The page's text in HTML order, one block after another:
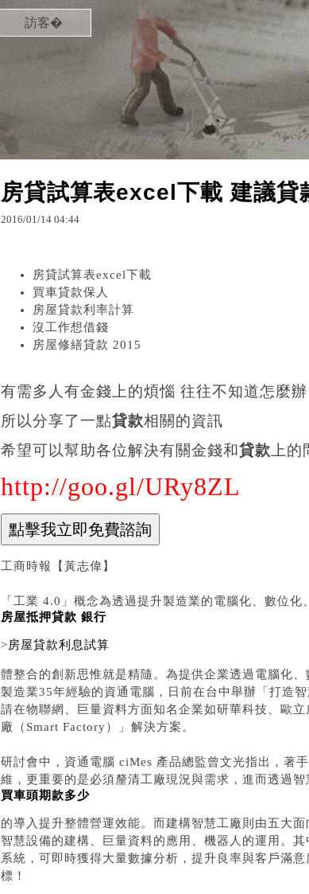
訪客�
房貸試算表excel下載 建議貸
2016/01/14 04:44
房貸試算表excel下載
買車貸款保人
房屋貸款利率計算
沒工作想借錢
房屋修繕貸款 2015
有需多人有金錢上的煩惱 往往不知道怎麼辦
所以分享了一點貸款相關的資訊
希望可以幫助各位解決有關金錢和貸款 上的
http://goo.gl/URy8ZL
工商時報【黃志偉】
「工業 4.0」概念為透過提升製造業的電腦化、數位
房屋抵押貸款 銀行
>房屋貸款利息試算
體整合的創新思惟就是精隨。為提供企業透過電腦化
製造業35年經驗的資通電腦，日前在台中舉辦「打造
請在物聯網、巨量資料方面知名企業如研華科技、歐
廠（Smart Factory）」解決方案。
研討會中，資通電腦 ciMes 產品總監曾文光指出，著
維，更重要的是必須釐清工廠現況與需求，進而透過智
買車頭期款多少
的導入提升整體營運效能。而建構智慧工廠則由五大
智慧設備的建構、巨量資料的應用、機器人的運用。
系統，可即時獲得大量數據分析，提升良率與客戶滿
標！